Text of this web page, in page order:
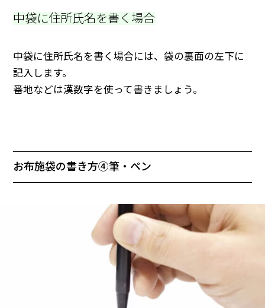
中袋に住所氏名を書く場合
中袋に住所氏名を書く場合には、袋の裏面の左下に
記入します。
番地などは漢数字を使って書きましょう。
お布施袋の書き方④筆・ペン